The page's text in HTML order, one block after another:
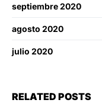
septiembre 2020
agosto 2020
julio 2020
RELATED POSTS